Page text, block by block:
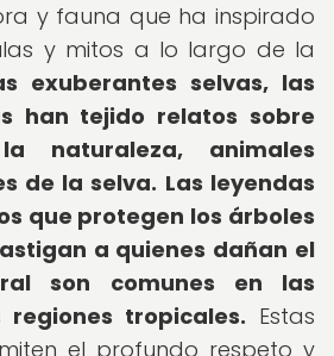
y fauna que ha inspirado
y mitos a lo largo de la
exuberantes selvas, las
han tejido relatos sobre
naturaleza, animales
de la selva. Las leyendas
que protegen los árboles
a quienes dañan el
son comunes en las
tropicales. Estas
el profundo respeto y